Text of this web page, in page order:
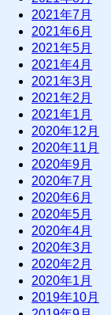
2021年7月
2021年6月
2021年5月
2021年4月
2021年3月
2021年2月
2021年1月
2020年12月
2020年11月
2020年9月
2020年7月
2020年6月
2020年5月
2020年4月
2020年3月
2020年2月
2020年1月
2019年10月